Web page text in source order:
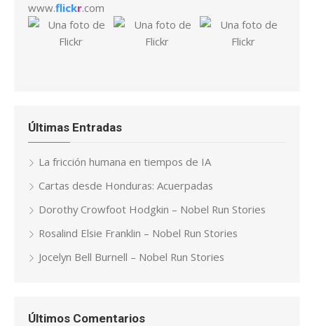
www.flickr.com
Últimas Entradas
La fricción humana en tiempos de IA
Cartas desde Honduras: Acuerpadas
Dorothy Crowfoot Hodgkin – Nobel Run Stories
Rosalind Elsie Franklin – Nobel Run Stories
Jocelyn Bell Burnell – Nobel Run Stories
Últimos Comentarios